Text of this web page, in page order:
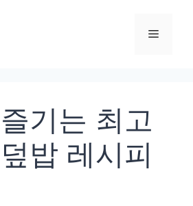
메
기는 최고
밥 레시피